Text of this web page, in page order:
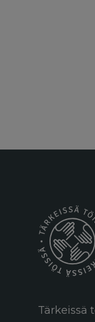
Tärkeissä